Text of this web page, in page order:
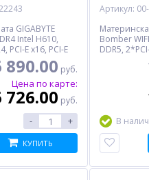
6*USB2.0,
GIGABYTE
Intel H610,
PCI-E x16, PCI-E
VGA, HDMI,
6*USB2.0,
BOX
890.00 руб.
Цена по карте:
726.00 руб.
- +
КУПИТЬ
DisplayPort,
4*USB3.2,
Артикул:
Bomber
DDR5,
VGA,
4*USB3.2,
В